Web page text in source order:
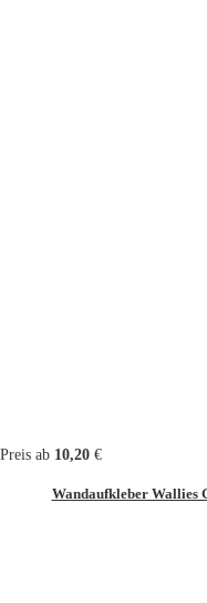
Preis ab 10,20 €
Wandaufkleber Wallies